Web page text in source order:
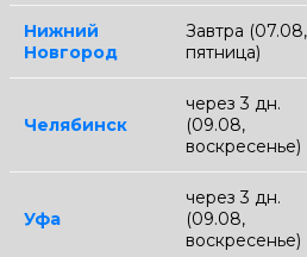
Нижний
Новгород
Завтра (07.08,
пятница)
Челябинск
через 3 дн.
(09.08,
воскресенье)
Уфа
через 3 дн.
(09.08,
воскресенье)